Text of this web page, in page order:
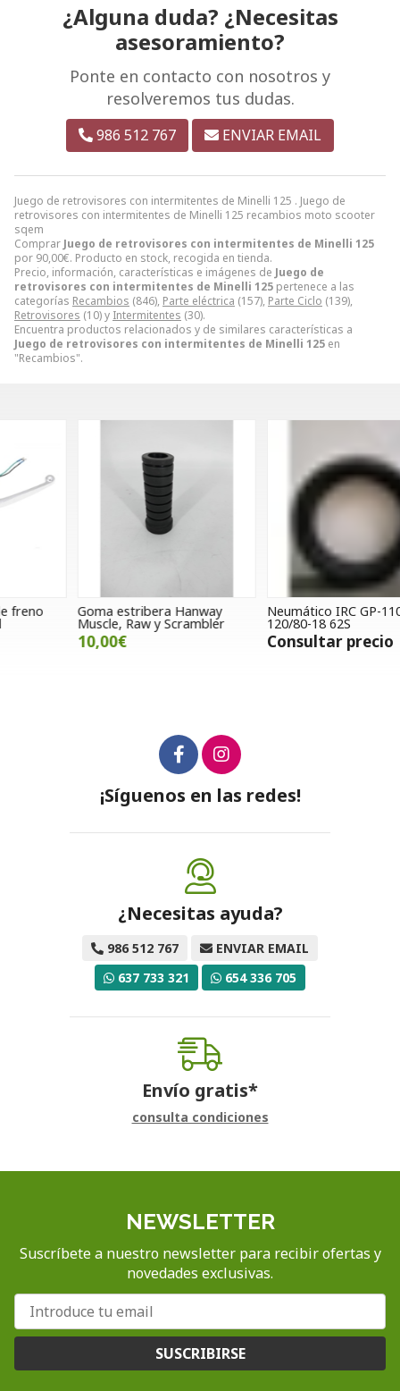
Juego de retrovisores con intermitentes de Minelli 125 . Juego de
retrovisores con intermitentes de Minelli 125 recambios moto scooter
sqem
Comprar Juego de retrovisores con intermitentes de Minelli 125
por 90,00€. Producto en stock, recogida en tienda.
Precio, información, características e imágenes de Juego de
retrovisores con intermitentes de Minelli 125 pertenece a las
categorías Recambios (846), Parte eléctrica (157), Parte Ciclo (139),
Retrovisores (10) y Intermitentes (30).
Encuentra productos relacionados y de similares características a
Juego de retrovisores con intermitentes de Minelli 125 en
"Recambios".
¿Alguna duda? ¿Necesitas
asesoramiento?
Ponte en contacto con nosotros y
resolveremos tus dudas.
986 512 767 ENVIAR EMAIL
Goma estribera Hanway
Muscle, Raw y Scrambler
Neumático IRC GP-110R
120/80-18 62S
Consultar precio
¡Síguenos en las redes!
¿Necesitas ayuda?
986 512 767
ENVIAR EMAIL
637 733 321
654 336 705
Envío gratis*
consulta condiciones
NEWSLETTER
Suscríbete a nuestro newsletter para recibir ofertas y
novedades exclusivas.
SUSCRIBIRSE